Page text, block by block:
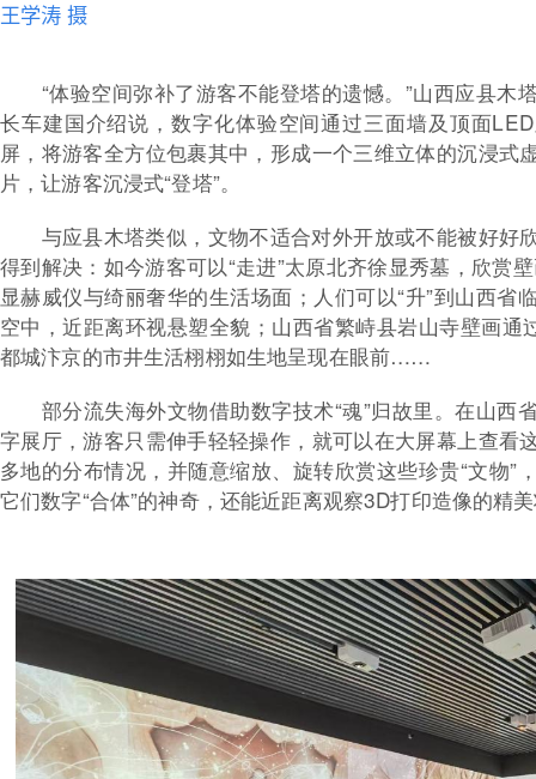
王学涛 摄
“体验空间弥补了游客不能登塔的遗憾。”山西应县木
长车建国介绍说，数字化体验空间通过三面墙及顶面
屏，将游客全方位包裹其中，形成一个三维立体的沉浸式
片，让游客沉浸式“登塔”。
与应县木塔类似，文物不适合对外开放或不能被好好
得到解决：如今游客可以“走进”太原北齐徐显秀墓，欣赏
显赫威仪与绮丽奢华的生活场面；人们可以“升”到山西省
空中，近距离环视悬塑全貌；山西省繁峙县岩山寺壁画通
都城汴京的市井生活栩栩如生地呈现在眼前……
部分流失海外文物借助数字技术“魂”归故里。在山西
字展厅，游客只需伸手轻轻操作，就可以在大屏幕上查看
多地的分布情况，并随意缩放、旋转欣赏这些珍贵“文物”
它们数字“合体”的神奇，还能近距离观察3D打印造像的精